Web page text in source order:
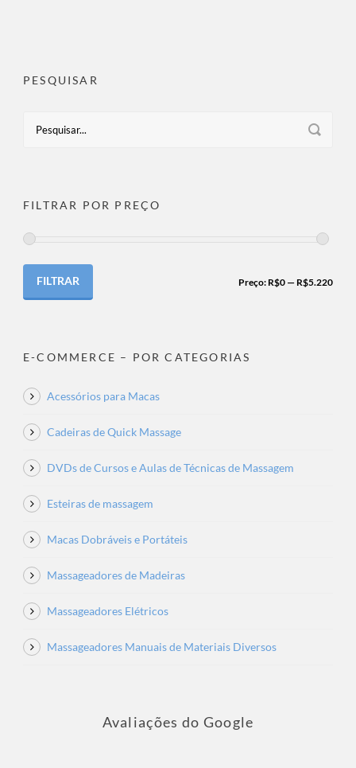
PESQUISAR
FILTRAR POR PREÇO
FILTRAR Preço: R$0 — R$5.220
E-COMMERCE – POR CATEGORIAS
Acessórios para Macas
Cadeiras de Quick Massage
DVDs de Cursos e Aulas de Técnicas de Massagem
Esteiras de massagem
Macas Dobráveis e Portáteis
Massageadores de Madeiras
Massageadores Elétricos
Massageadores Manuais de Materiais Diversos
Avaliações do Google